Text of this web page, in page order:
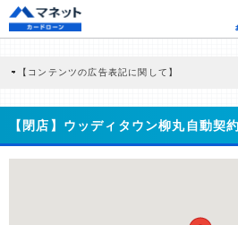
【コンテンツの広告表記に関して】
商品を根拠なくPRするものではなく、当編集部の
どに基づき、公平性を担保した情報提供を行って
>提携企業一覧
【閉店】ウッディタウン柳丸自動契